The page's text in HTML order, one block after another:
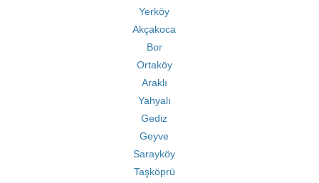
Yerköy
Akçakoca
Bor
Ortaköy
Araklı
Yahyalı
Gediz
Geyve
Sarayköy
Taşköprü